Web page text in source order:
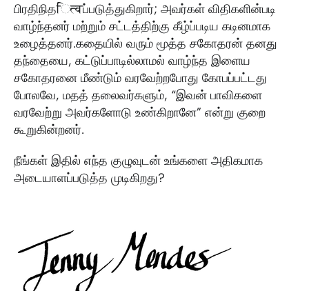
பிரதிநிதित्वப்படுத்துகிறார்; அவர்கள் விதிகளின்படி
வாழ்ந்தனர் மற்றும் சட்டத்திற்கு கீழ்ப்படிய கடினமாக
உழைத்தனர்.கதையில் வரும் மூத்த சகோதரன் தனது
தந்தையை, கட்டுப்பாடில்லாமல் வாழ்ந்த இளைய
சகோதரனை மீண்டும் வரவேற்றபோது கோபப்பட்டது
போலவே, மதத் தலைவர்களும், “இவன் பாவிகளை
வரவேற்று அவர்களோடு உண்கிறானே” என்று குறை
கூறுகின்றனர்.
நீங்கள் இதில் எந்த குழுவுடன் உங்களை அதிகமாக
அடையாளப்படுத்த முடிகிறது?